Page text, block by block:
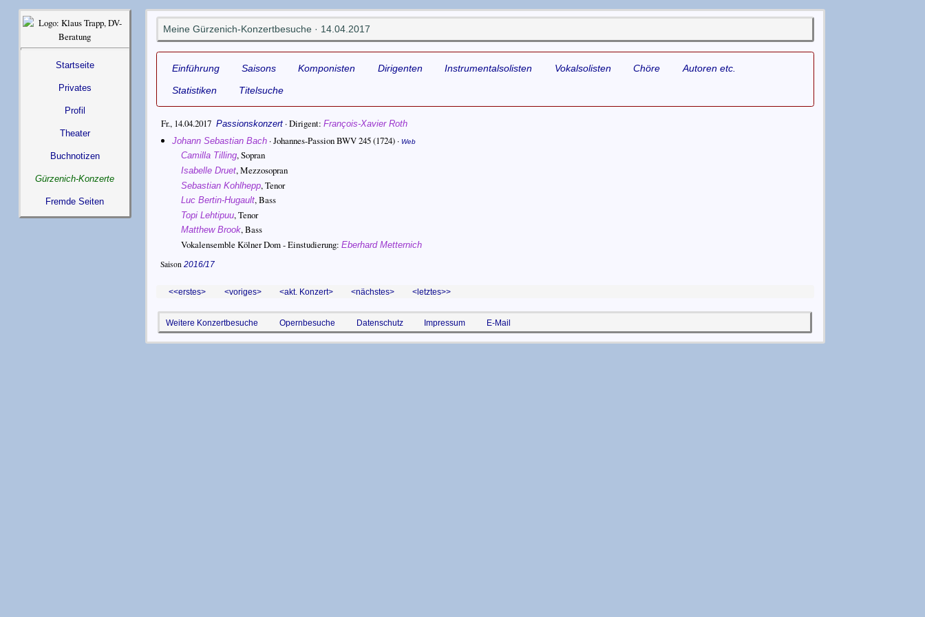
Startseite
Privates
Profil
Theater
Buchnotizen
Gürzenich-Konzerte
Fremde Seiten
Meine Gürzenich-Konzertbesuche · 14.04.2017
Einführung Saisons Komponisten Dirigenten Instrumentalsolisten Vokalsolisten Chöre
Autoren etc.
Statistiken
Titelsuche
Fr., 14.04.2017 Passionskonzert·Dirigent François-Xavier Roth
Johann Sebastian Bach ·Johannes-Passion BWV 245(1724) ·Web
Camilla Tilling,Sopran
Isabelle Druet,Mezzosopran
Sebastian Kohlhepp,Tenor
Luc Bertin-Hugault,Bass
Topi Lehtipuu,Tenor
Matthew Brook,Bass
Vokalensemble Kölner Dom - Einstudierung:Eberhard Metternich
Saison 2016/17
<erstes voriges akt. Konzert nächstes letztes>
Weitere Konzertbesuche Opernbesuche Datenschutz Impressum E-Mail